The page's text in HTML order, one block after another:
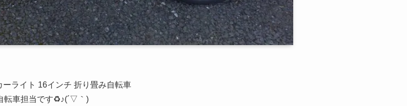
ライト 16インチ 折り畳み自転車
転車担当です♻️♪(´▽｀)